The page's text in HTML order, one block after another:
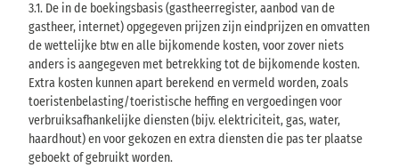
3.1. De in de boekingsbasis (gastheerregister, aanbod van de
gastheer, internet) opgegeven prijzen zijn eindprijzen en omvatten
de wettelijke btw en alle bijkomende kosten, voor zover niets
anders is aangegeven met betrekking tot de bijkomende kosten.
Extra kosten kunnen apart berekend en vermeld worden, zoals
toeristenbelasting/toeristische heffing en vergoedingen voor
verbruiksafhankelijke diensten (bijv. elektriciteit, gas, water,
haardhout) en voor gekozen en extra diensten die pas ter plaatse
geboekt of gebruikt worden.